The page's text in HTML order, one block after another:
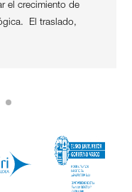
el crecimiento de
El traslado,